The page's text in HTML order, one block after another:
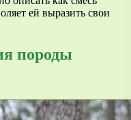
ей выразить свои
породы